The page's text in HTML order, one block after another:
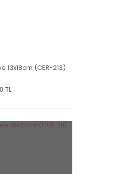
13x18cm (CER-213)
TL